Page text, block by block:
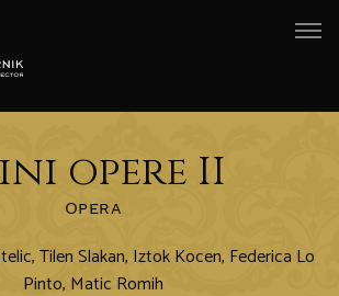
opere II
Opera
Tilen Slakan, Iztok Kocen, Federica Lo
Pinto, Matic Romih